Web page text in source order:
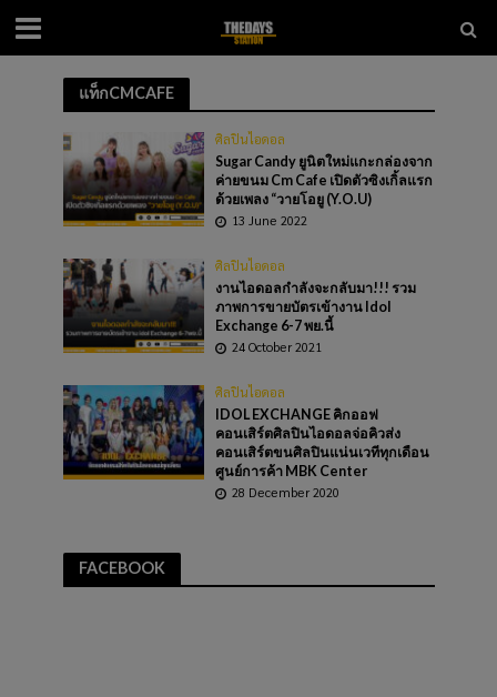
แท็กCMCAFE
ศิลปินไอดอล
Sugar​ Candy​ ยูนิตใหม่แกะกล่องจาก
ค่ายขนม Cm Cafe​ เปิดตัวซิงเกิ้ล​แรก
ด้วยเพลง “วายโอยู (Y.O.U)
13 June 2022
ศิลปินไอดอล
งานไอดอลกำลังจะกลับมา!!! รวม
ภาพการขายบัตรเข้างาน Idol
Exchange 6-7 พย.นี้
24 October 2021
ศิลปินไอดอล
IDOL EXCHANGE คิกออฟ
คอนเสิร์ตศิลปินไอดอลจ่อคิวส่ง
คอนเสิร์ตขนศิลปินแน่นเวทีทุกเดือน
ศูนย์การค้า MBK Center
28 December 2020
FACEBOOK